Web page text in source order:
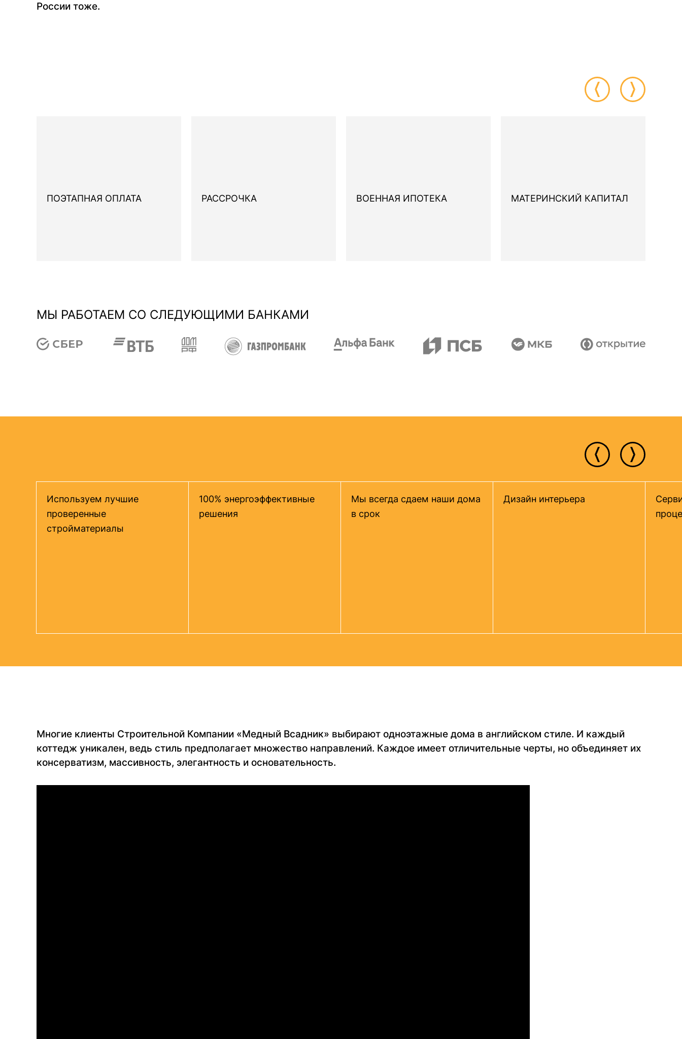
России тоже.
ПОЭТАПНАЯ ОПЛАТА РАССРОЧКА ВОЕННАЯ ИПОТЕКА МАТЕРИНСКИЙ КАПИТАЛ
МЫ РАБОТАЕМ СО СЛЕДУЮЩИМИ БАНКАМИ
Используем лучшие
проверенные
стройматериалы
100% энергоэффективные
решения
Мы всегда сдаем наши дома
в срок
Дизайн интерьера
Многие клиенты Строительной Компании «Медный Всадник» выбирают одноэтажные дома в английском стиле. И каждый
коттедж уникален, ведь стиль предполагает множество направлений. Каждое имеет отличительные черты, но объединяет их
консерватизм, массивность, элегантность и основательность.